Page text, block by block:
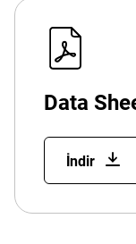
Data
İndir